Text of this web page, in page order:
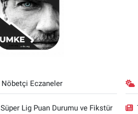
Nöbetçi Eczaneler
Süper Lig Puan Durumu ve Fikstür